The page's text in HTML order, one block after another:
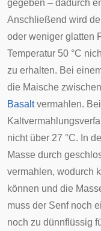
gegeben – dadurch
Anschließend wird
oder weniger glatten
Temperatur 50 °C
zu erhalten. Bei
die Maische
Basaltvermahlen.
nicht über 27 °C. In
Masse durch
vermahlen, wodurch
können und die
muss der Senf noch
noch zu dünnflüssig